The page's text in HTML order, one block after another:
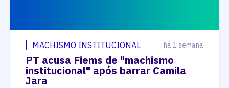
MACHISMO INSTITUCIONAL há 1 semana
PT acusa Fiems de "machismo
institucional" após barrar Camila
Jara